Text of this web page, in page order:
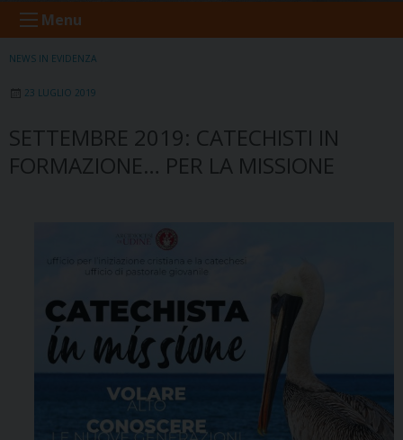
Menu
NEWS IN EVIDENZA
23 LUGLIO 2019
SETTEMBRE 2019: CATECHISTI IN
FORMAZIONE… PER LA MISSIONE